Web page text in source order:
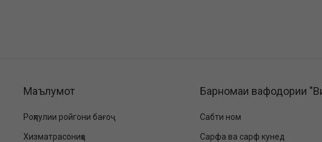
Маълумот
Роҳпулии ройгони бағоҷ
Хизматрасониҳо
Барномаи вафодории
Сабти ном
Сарфа ва сарф кунед